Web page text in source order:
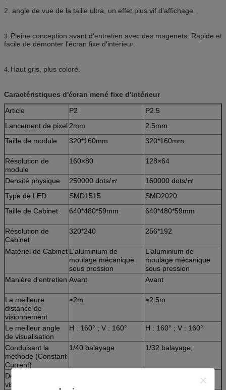
2. angle de vue de la taille ultra, un effet plus vif d'affichage.
3. Pleine conception avant d'entretien avec des magenets. Rapide et
facile de démonter l'écran fixe d'intérieur.
4. Haut gris, plus coloré.
Caractéristiques d'écran mené fixe d'intérieur
Article
P2
P2.5
Lancement de pixel 2mm
2.5mm
Taille de module
320*160mm 320*160mm
Résolution de
module
160×80 128×64
Densité physique 250000 dots/㎡
160000 dots/㎡
Type de LED
SMD1515
SMD2020
Taille de Cabinet
640*480*59mm 640*480*59mm
Résolution de
Cabinet
320*240 256*192
Matériel de Cabinet L'aluminium de
moulage mécanique
sous pression
L'aluminium de
moulage mécanique
sous pression
Manière d'entretien Avant Avant
La meilleure
distance de
visionnement
≥2m ≥2.5m
Le meilleur angle
de visualisation
H : 160° ; V : 160° H : 160° ; V : 160°
Conduisant la
méthode (Constant
Current)
1/40 balayage 1/32 balayage,
Débit d'images
visuel